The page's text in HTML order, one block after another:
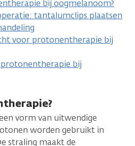
bij oogmelanoom?
tantalumclips plaatsen
voor protonentherapie bij
bij
vorm van uitwendige
worden gebruikt in
straling maakt de